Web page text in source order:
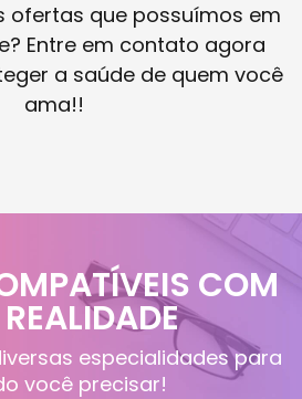
ofertas que possuímos em
Entre em contato agora
a saúde de quem você
ama!!
COM
especialidades para
você precisar!